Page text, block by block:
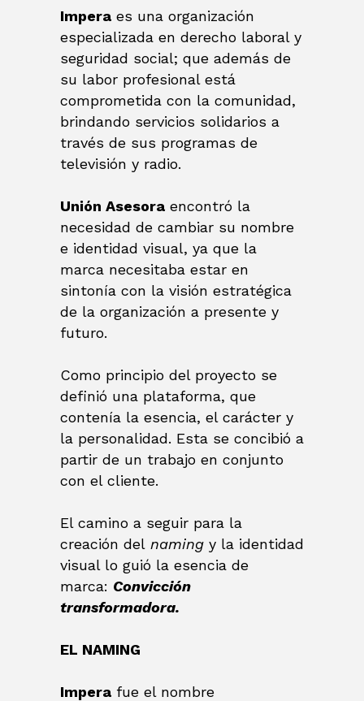
Impera es una organización
especializada en derecho laboral y
seguridad social; que además de
su labor profesional está
comprometida con la comunidad,
brindando servicios solidarios a
través de sus programas de
televisión y radio.
Unión Asesora encontró la
necesidad de cambiar su nombre
e identidad visual, ya que la
marca necesitaba estar en
sintonía con la visión estratégica
de la organización a presente y
futuro.
Como principio del proyecto se
definió una plataforma, que
contenía la esencia, el carácter y
la personalidad. Esta se concibió a
partir de un trabajo en conjunto
con el cliente.
El camino a seguir para la
creación del naming y la identidad
visual lo guió la esencia de
marca: Convicción
transformadora.
EL NAMING
Impera fue el nombre